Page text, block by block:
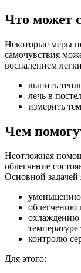
Что может
Некоторые меры
самочувствия
воспалением
выпить
лечь в
измерить
Чем
Неотложная
облегчение
Основной задачей
уменьшению
облегчению
охлаждению
температуре
контролю
Для этого: